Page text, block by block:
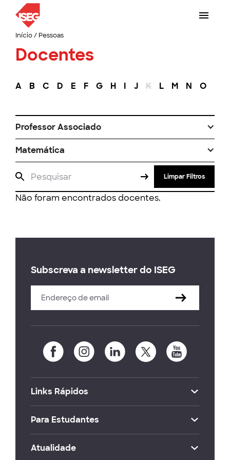
Início/ Pessoas
Docentes
A B C D E F G H I J K L M N O
Professor Associado
Matemática
Limpar Filtros
Não foram encontrados docentes.
Subscreva a newsletter do ISEG
Links Rápidos
Para Estudantes
Atualidade